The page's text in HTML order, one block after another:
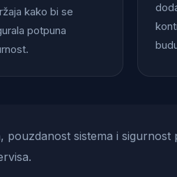
kako bi se
potpuna
pouzdanost sistema i